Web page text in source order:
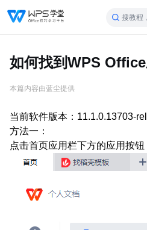
搜教程
如何找到WPS
本篇内容由蓝尘提供
当前软件版本：11.1.0.13703-
方法一：
点击首页应用栏下方的应用按钮